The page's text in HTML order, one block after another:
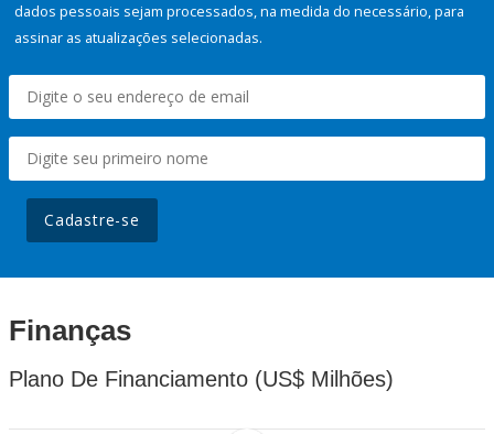
dados pessoais sejam processados, na medida do necessário, para
assinar as atualizações selecionadas.
Cadastre-se
Finanças
Plano De Financiamento (US$ Milhões)